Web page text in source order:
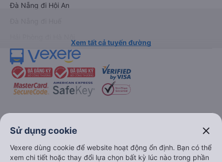
Đà Nẵng đi Hội An
Xem tất cả tuyến đường
keyboard_arrow_down
Về chúng tôi
keyboard_arrow_down
Hỗ trợ
Sử dụng cookie close
Vexere dùng cookie để website hoạt động ổn định. Bạn có thể
xem chi tiết hoặc thay đổi lựa chọn bất kỳ lúc nào trong phần